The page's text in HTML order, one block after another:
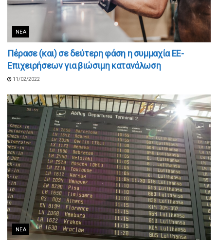
ΝΈΑ
Πέρασε (και) σε δεύτερη φάση η συμμαχία ΕΕ-
Επιχειρήσεων για βιώσιμη κατανάλωση
11/02/2022
ΝΈΑ